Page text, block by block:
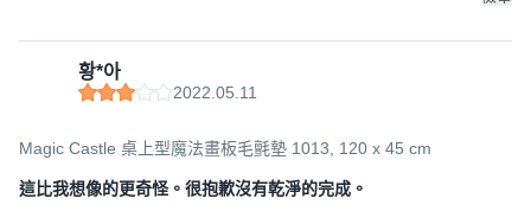
황*아
2022.05.11
Magic Castle 桌上型魔法畫板毛氈墊 1013, 120 x 45 cm
這比我想像的更奇怪。很抱歉沒有乾淨的完成。